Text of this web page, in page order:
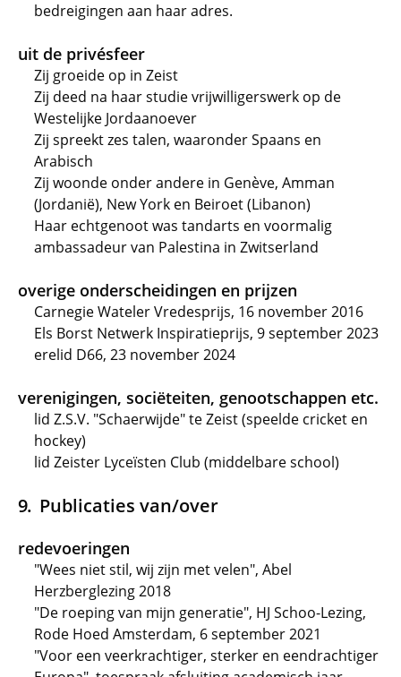
bedreigingen aan haar adres.
uit de privésfeer
Zij groeide op in Zeist
Zij deed na haar studie vrijwilligerswerk op de
Westelijke Jordaanoever
Zij spreekt zes talen, waaronder Spaans en
Arabisch
Zij woonde onder andere in Genève, Amman
(Jordanië), New York en Beiroet (Libanon)
Haar echtgenoot was tandarts en voormalig
ambassadeur van Palestina in Zwitserland
overige onderscheidingen en prijzen
Carnegie Wateler Vredesprijs, 16 november 2016
Els Borst Netwerk Inspiratieprijs, 9 september 2023
erelid D66, 23 november 2024
verenigingen, sociëteiten, genootschappen etc.
lid Z.S.V. "Schaerwijde" te Zeist (speelde cricket en
hockey)
lid Zeister Lyceïsten Club (middelbare school)
Publicaties van/over
redevoeringen
"Wees niet stil, wij zijn met velen", Abel
Herzberglezing 2018
"De roeping van mijn generatie", HJ Schoo-Lezing,
Rode Hoed Amsterdam, 6 september 2021
"Voor een veerkrachtiger, sterker en eendrachtiger